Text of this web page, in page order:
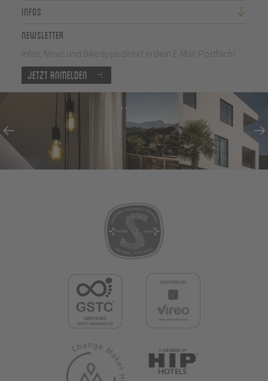
Infos
Newsletter
Infos, News und Biketipps direkt in dein E-Mail-Postfach!
Jetzt anmelden